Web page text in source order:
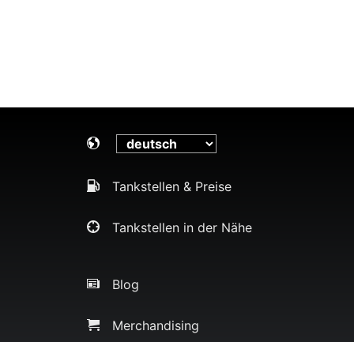
Tankstellen & Preise
Tankstellen in der Nähe
Blog
Merchandising